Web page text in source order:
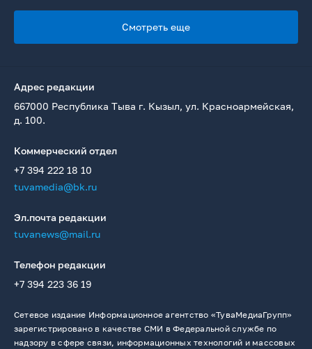
Смотреть еще
Адрес редакции
667000 Республика Тыва г. Кызыл, ул. Красноармейская,
д. 100.
Коммерческий отдел
+7 394 222 18 10
tuvamedia@bk.ru
Эл.почта редакции
tuvanews@mail.ru
Телефон редакции
+7 394 223 36 19
Сетевое издание Информационное агентство «ТуваМедиаГрупп»
зарегистрировано в качестве СМИ в Федеральной службе по
надзору в сфере связи, информационных технологий и массовых